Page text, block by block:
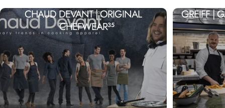
CHAUD DEVANT | ORIGINAL
CHEFWEAR35
GREIFF |